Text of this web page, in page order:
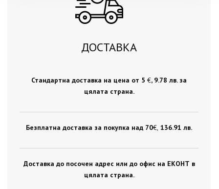
ДОСТАВКА
Стандартна доставка на цена от 5 €, 9.78 лв. за
цялата страна.
Безплатна доставка за покупка над 70€ , 136.91 лв.
Доставка до посочен адрес или до офис на ЕКОНТ в
цялата страна.